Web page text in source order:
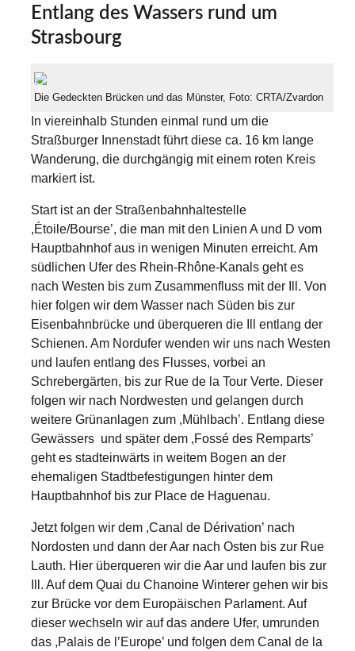
Entlang des Wassers rund um
Strasbourg
Die Gedeckten Brücken und das Münster, Foto: CRTA/Zvardon
In viereinhalb Stunden einmal rund um die
Straßburger Innenstadt führt diese ca. 16 km lange
Wanderung, die durchgängig mit einem roten Kreis
markiert ist.
Start ist an der Straßenbahnhaltestelle
,Étoile/Bourse’, die man mit den Linien A und D vom
Hauptbahnhof aus in wenigen Minuten erreicht. Am
südlichen Ufer des Rhein-Rhône-Kanals geht es
nach Westen bis zum Zusammenfluss mit der Ill. Von
hier folgen wir dem Wasser nach Süden bis zur
Eisenbahnbrücke und überqueren die Ill entlang der
Schienen. Am Nordufer wenden wir uns nach Westen
und laufen entlang des Flusses, vorbei an
Schrebergärten, bis zur Rue de la Tour Verte. Dieser
folgen wir nach Nordwesten und gelangen durch
weitere Grünanlagen zum ,Mühlbach’. Entlang diese
Gewässers und später dem ,Fossé des Remparts’
geht es stadteinwärts in weitem Bogen an der
ehemaligen Stadtbefestigungen hinter dem
Hauptbahnhof bis zur Place de Haguenau.
Jetzt folgen wir dem ,Canal de Dérivation’ nach
Nordosten und dann der Aar nach Osten bis zur Rue
Lauth. Hier überqueren wir die Aar und laufen bis zur
Ill. Auf dem Quai du Chanoine Winterer gehen wir bis
zur Brücke vor dem Europäischen Parlament. Auf
dieser wechseln wir auf das andere Ufer, umrunden
das ,Palais de l’Europe’ und folgen dem Canal de la